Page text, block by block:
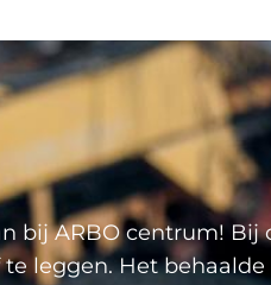
bij ARBO centrum! Bij
leggen. Het